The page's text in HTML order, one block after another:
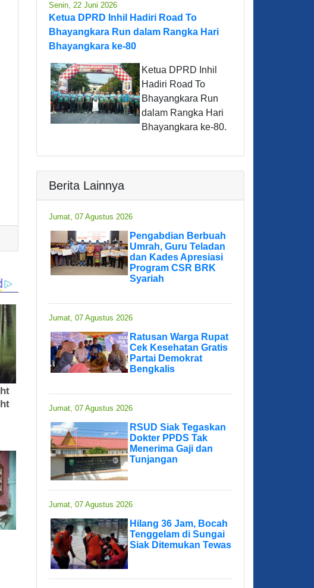
Senin, 22 Juni 2026
Ketua DPRD Inhil Hadiri Road To
Bhayangkara Run dalam Rangka Hari
Bhayangkara ke-80
Ketua DPRD Inhil
Hadiri Road To
Bhayangkara Run
dalam Rangka Hari
Bhayangkara ke-80.
Berita Lainnya
Jumat, 07 Agustus 2026
Pengabdian Berbuah
Umrah, Guru Teladan
dan Kades Apresiasi
Program CSR BRK
Syariah
Jumat, 07 Agustus 2026
Ratusan Warga Rupat
Cek Kesehatan Gratis
Partai Demokrat
Bengkalis
Jumat, 07 Agustus 2026
RSUD Siak Tegaskan
Dokter PPDS Tak
Menerima Gaji dan
Tunjangan
Jumat, 07 Agustus 2026
Hilang 36 Jam, Bocah
Tenggelam di Sungai
Siak Ditemukan Tewas